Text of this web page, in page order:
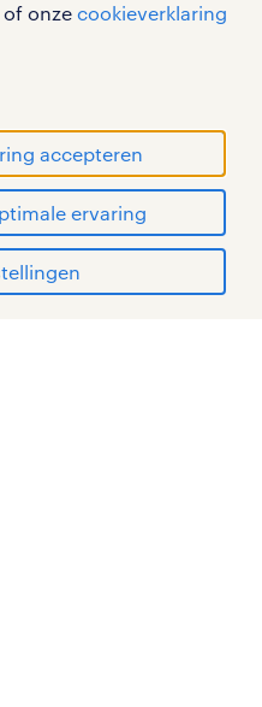
of onze cookieverklaring
accepteren
ervaring
N.V.